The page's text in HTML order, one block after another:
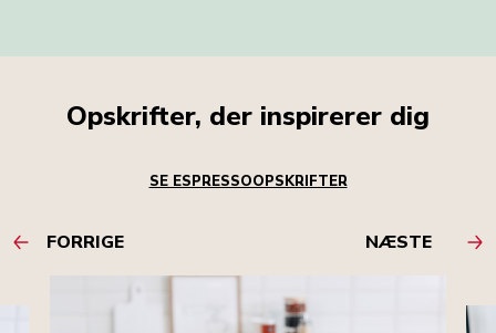
Opskrifter, der inspirerer dig
SE ESPRESSOOPSKRIFTER
FORRIGE NÆSTE